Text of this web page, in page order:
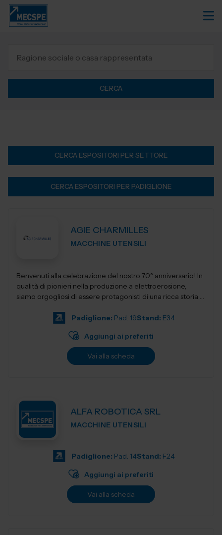
CERCA
CERCA ESPOSITORI PER SETTORE
CERCA ESPOSITORI PER PADIGLIONE
AGIE CHARMILLES
MACCHINE UTENSILI
Benvenuti alla celebrazione del nostro 70° anniversario! In
qualità di pionieri nella produzione a elettroerosione,
siamo orgogliosi di essere protagonisti di una ricca storia e
Padiglione: Pad. 19Stand: E34
Aggiungi ai preferiti
Vai alla scheda
ALFA ROBOTICA SRL
MACCHINE UTENSILI
Padiglione: Pad. 14Stand: F24
Aggiungi ai preferiti
Vai alla scheda